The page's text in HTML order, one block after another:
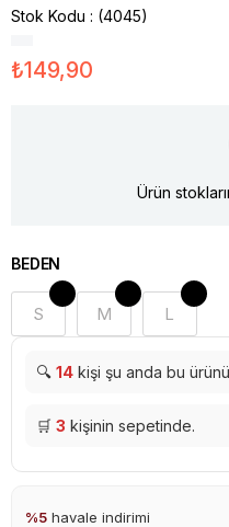
Stok Kodu (4045)
₺149,90
Ürün
BEDEN
S M L
🔍 14 kişi şu anda bu
🛒 3 kişinin sepetinde.
%5 havale indirimi